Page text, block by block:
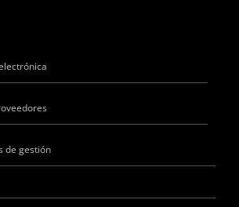
de gestión